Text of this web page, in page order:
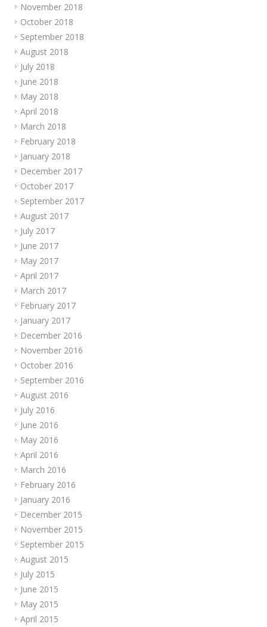
November 2018
October 2018
September 2018
August 2018
July 2018
June 2018
May 2018
April 2018
March 2018
February 2018
January 2018
December 2017
October 2017
September 2017
August 2017
July 2017
June 2017
May 2017
April 2017
March 2017
February 2017
January 2017
December 2016
November 2016
October 2016
September 2016
August 2016
July 2016
June 2016
May 2016
April 2016
March 2016
February 2016
January 2016
December 2015
November 2015
September 2015
August 2015
July 2015
June 2015
May 2015
April 2015